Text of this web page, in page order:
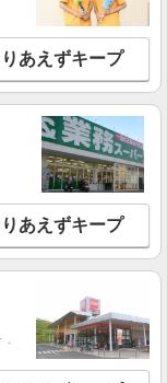
りあえずキープ
りあえずキープ
太田市・館林市・藤